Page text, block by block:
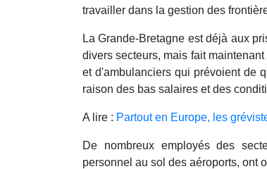
travailler dans la gestion des
La Grande-Bretagne est déjà aux
divers secteurs, mais fait
et d'ambulanciers qui prévoient de
raison des bas salaires et des
A lire : Partout en Europe, les
De nombreux employés des
personnel au sol des aéroports, ont